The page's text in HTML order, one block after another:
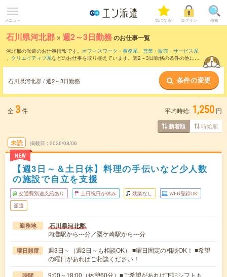
メニュー 気になる! ログイン 検索
石川県河北郡 ×週2～3日勤務のお仕事一覧
河北郡の派遣のお仕事情報です。 オフィスワーク・事務系、 営業・販売・サービス系
、 クリエイティブ系などのお仕事を取り揃えています。週2～3日勤務の条件の他に、
石川県河北郡 / 週2～3日勤務 条件の変更
全 3件 平均時給: 1,250 円
新着順 時給順
未読
NEW
掲載日 2026/08/06
【週3日～＆土日休】料理の手伝いなど少人数
の施設で自立を支援
交通費別途支給あり 土日祝日が休み 残業なし WEB登録OK
派遣
勤務地 石川県河北郡
内灘駅から---分／粟ケ崎駅から---分
曜日頻度
週3日～（週2日～も相談OK） ■曜日固定の相談OK！ ■希望
の曜日があればご相談ください！
時間
9:00～18:00（休憩60分）■ご希望があれば下記シフトも